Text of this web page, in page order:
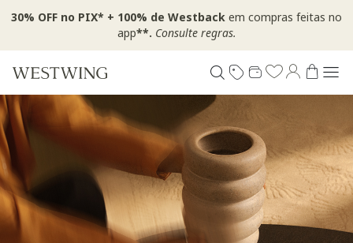
30% OFF no PIX* + 100% de Westback em compras feitas no
app**. Consulte regras.